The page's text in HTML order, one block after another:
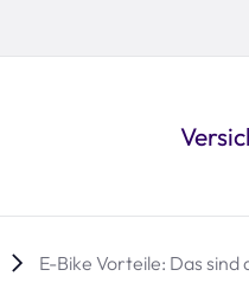
E-Bike Vorteile: Das sind